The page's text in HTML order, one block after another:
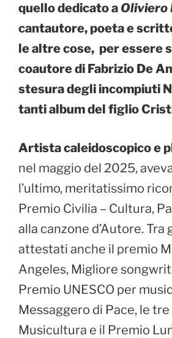
quello dedicato a Oliviero
cantautore, poeta e
le altre cose, per essere
coautore di Fabrizio De
stesura degli incompiuti
tanti album del figlio
Artista caleidoscopico e
nel maggio del 2025,
l’ultimo, meritatissimo
Premio Civilia – Cultura,
alla canzone d’Autore. Tra
attestati anche il premio
Angeles, Migliore
Premio UNESCO per
Messaggero di Pace, le
Musicultura e il Premio